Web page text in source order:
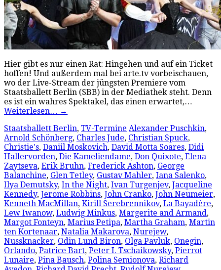
Hier gibt es nur einen Rat: Hingehen und auf ein Ticket
hoffen! Und außerdem mal bei arte.tv vorbeischauen,
wo der Live-Stream der jüngsten Premiere vom
Staatsballett Berlin (SBB) in der Mediathek steht. Denn
es ist ein wahres Spektakel, das einen erwartet,…
Weiterlesen… →
Staatsballett Berlin, TV-Termine Alexander Puschkin,
Arnold Schönberg, Charles Jude, Christian Spuck,
Christie's, Daniil Moskovich, David Motta Soares, Didi
Hallervorden, Die Kameliendame, Don Quixote, Elena
Zaytseva, Erik Bruhn, Frederick Ashton, George
Balanchine, Glen Tetley, Gustav Mahler, Iana Salenko,
Ilya Demutsky, In the Night, Ivan Turgenjev, Jacqueline
Kennedy, Jerome Robbins, John Cranko, John Neumeier,
Kenneth MacMillan, Kirill Serebrennikov, La Bayadère,
Lew Iwanow, Ludwig Minkus, Margerite and Armand,
Margot Fonteyn, Marius Petipa, Martha Graham, Martin
ten Kortenaar, Natalia Makarova, Nurejew,
Nussknacker, Odin Lund Biron, Olga Pavluk, Onegin,
Orlando, Patrice Bart, Peter I. Tschaikowsky, Pierrot
Lunaire, Pina Bausch, Polina Semionova, Richard